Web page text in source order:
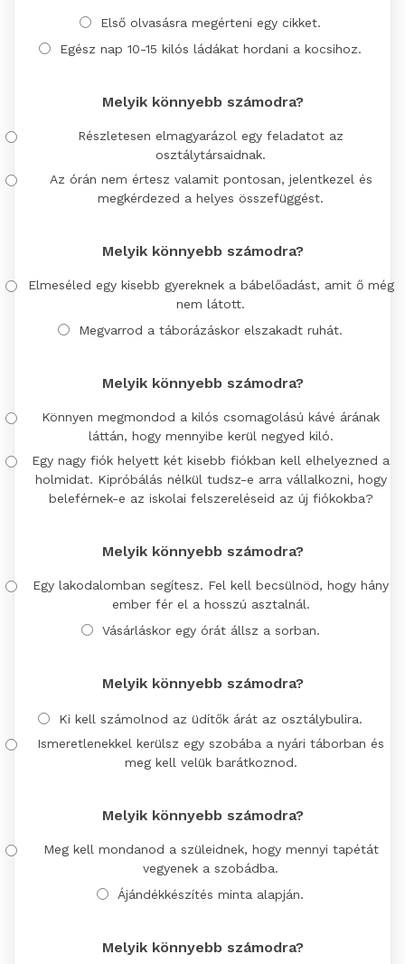
Első olvasásra megérteni egy cikket.
Egész nap 10-15 kilós ládákat hordani a kocsihoz.
Melyik könnyebb számodra?
Részletesen elmagyarázol egy feladatot az
osztálytársaidnak.
Az órán nem értesz valamit pontosan, jelentkezel és
megkérdezed a helyes összefüggést.
Melyik könnyebb számodra?
Elmeséled egy kisebb gyereknek a bábelőadást, amit ő még
nem látott.
Megvarrod a táborázáskor elszakadt ruhát.
Melyik könnyebb számodra?
Könnyen megmondod a kilós csomagolású kávé árának
láttán, hogy mennyibe kerül negyed kiló.
Egy nagy fiók helyett két kisebb fiókban kell elhelyezned a
holmidat. Kipróbálás nélkül tudsz-e arra vállalkozni, hogy
beleférnek-e az iskolai felszereléseid az új fiókokba?
Melyik könnyebb számodra?
Egy lakodalomban segítesz. Fel kell becsülnöd, hogy hány
ember fér el a hosszú asztalnál.
Vásárláskor egy órát állsz a sorban.
Melyik könnyebb számodra?
Ki kell számolnod az üdítők árát az osztálybulira.
Ismeretlenekkel kerülsz egy szobába a nyári táborban és
meg kell velük barátkoznod.
Melyik könnyebb számodra?
Meg kell mondanod a szüleidnek, hogy mennyi tapétát
vegyenek a szobádba.
Ájándékkészítés minta alapján.
Melyik könnyebb számodra?